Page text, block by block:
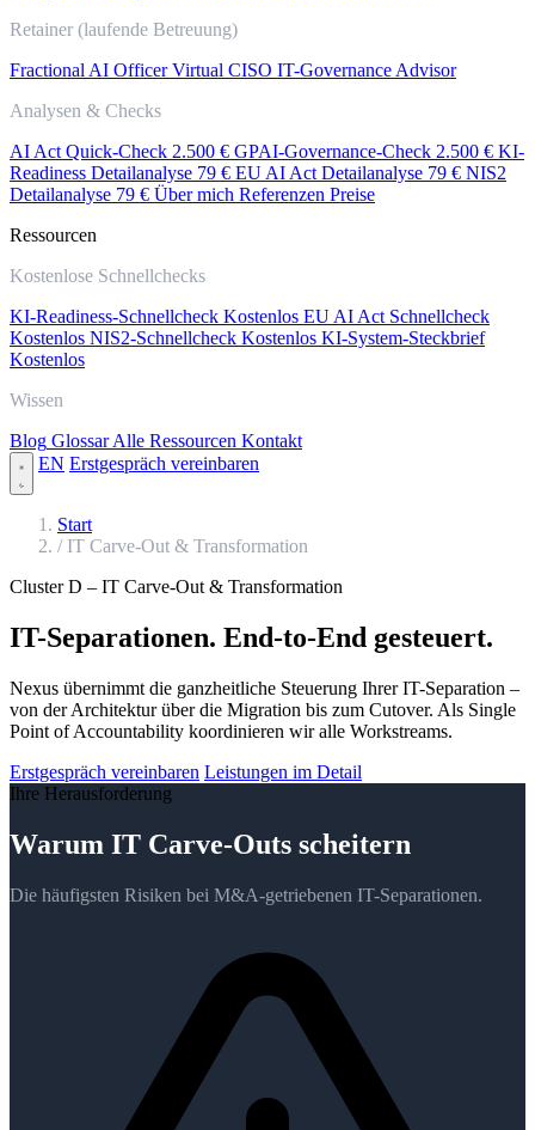
Retainer (laufende Betreuung)
Fractional AI Officer Virtual CISO IT-Governance Advisor
Analysen & Checks
AI Act Quick-Check 2.500 € GPAI-Governance-Check 2.500 € KI-
Readiness Detailanalyse 79 € EU AI Act Detailanalyse 79 € NIS2
Detailanalyse 79 € Über mich Referenzen Preise
Ressourcen
Kostenlose Schnellchecks
KI-Readiness-Schnellcheck Kostenlos EU AI Act Schnellcheck
Kostenlos NIS2-Schnellcheck Kostenlos KI-System-Steckbrief
Kostenlos
Wissen
Blog Glossar Alle Ressourcen Kontakt
EN Erstgespräch vereinbaren
Start
/ IT Carve-Out & Transformation
Cluster D – IT Carve-Out & Transformation
IT-Separationen. End-to-End gesteuert.
Nexus übernimmt die ganzheitliche Steuerung Ihrer IT-Separation –
von der Architektur über die Migration bis zum Cutover. Als Single
Point of Accountability koordinieren wir alle Workstreams.
Erstgespräch vereinbaren Leistungen im Detail
Ihre Herausforderung
Warum IT Carve-Outs scheitern
Die häufigsten Risiken bei M&A-getriebenen IT-Separationen.